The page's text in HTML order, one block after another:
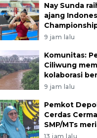
Nay Sunda
ajang
9 jam lalu
Komunitas:
Ciliwung
kolaborasi
9 jam lalu
Pemkot
Cerdas
SMP/MTs
13 jam lalu